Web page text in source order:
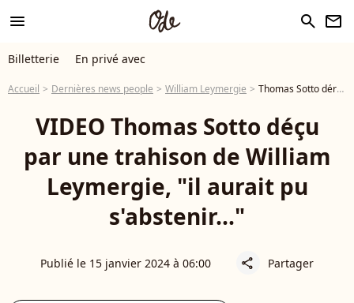
menu search newsletter
Billetterie En privé avec
Accueil Dernières news people William Leymergie Thomas Sotto dérangé par le passage de William Leymergie dans Bonjour ! sur TF1, "pour le mec qui a créé Télématin..."
VIDEO Thomas Sotto déçu
par une trahison de William
Leymergie, "il aurait pu
s'abstenir..."
Publié le 15 janvier 2024 à 06:00 share Partager